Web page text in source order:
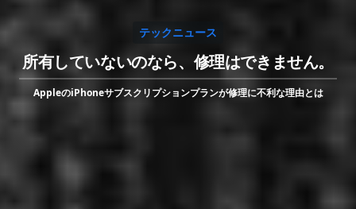
テックニュース
所有していないのなら、修理はできません。
AppleのiPhoneサブスクリプションプランが修理に不利な理由とは